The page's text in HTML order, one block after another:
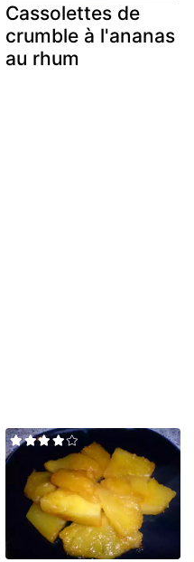
Cassolettes de
crumble à l'ananas
au rhum